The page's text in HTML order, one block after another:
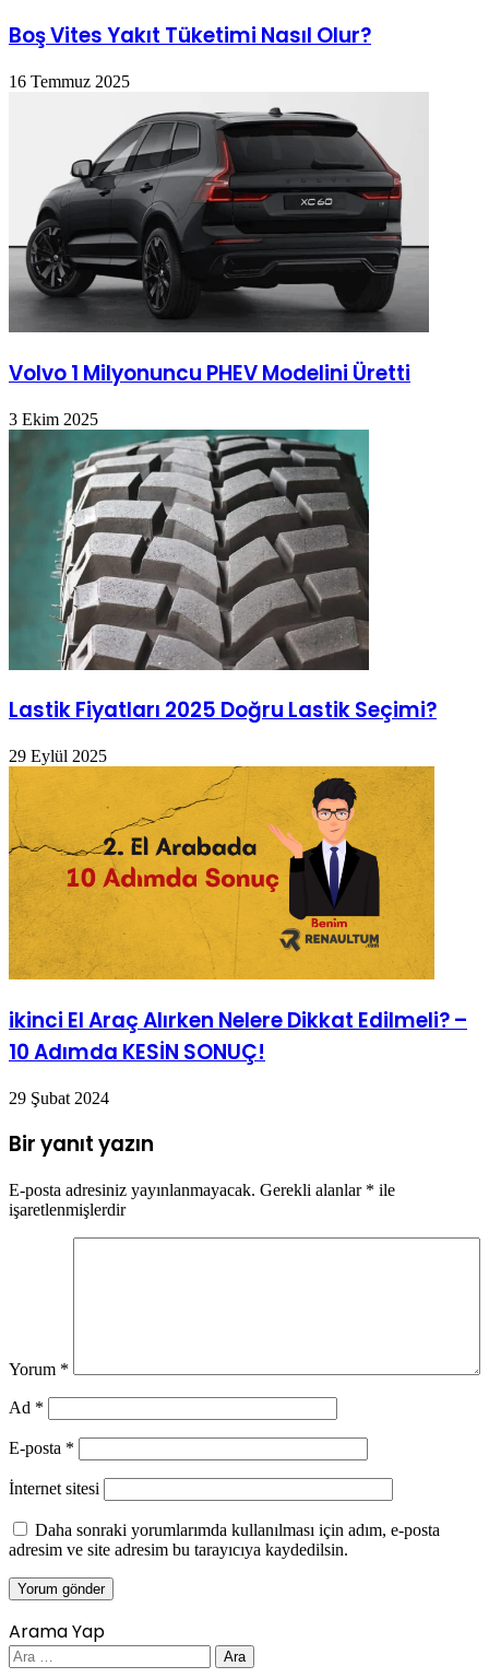
Boş Vites Yakıt Tüketimi Nasıl Olur?
16 Temmuz 2025
Volvo 1 Milyonuncu PHEV Modelini Üretti
3 Ekim 2025
Lastik Fiyatları 2025 Doğru Lastik Seçimi?
29 Eylül 2025
ikinci El Araç Alırken Nelere Dikkat Edilmeli? –
10 Adımda KESİN SONUÇ!
29 Şubat 2024
Bir yanıt yazın
E-posta adresiniz yayınlanmayacak. Gerekli alanlar * ile
işaretlenmişlerdir
Yorum *
Ad *
E-posta *
İnternet sitesi
Daha sonraki yorumlarımda kullanılması için adım, e-posta
adresim ve site adresim bu tarayıcıya kaydedilsin.
Arama Yap
Arama: